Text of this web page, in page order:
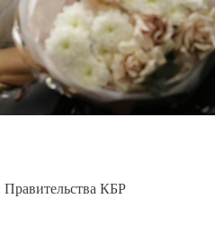
КБР